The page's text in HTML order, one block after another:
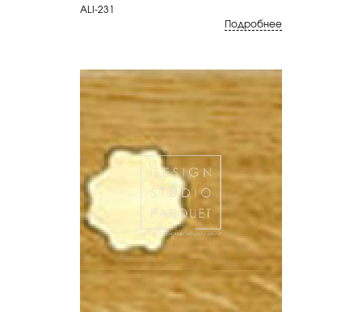
ALI-231
Подробнее